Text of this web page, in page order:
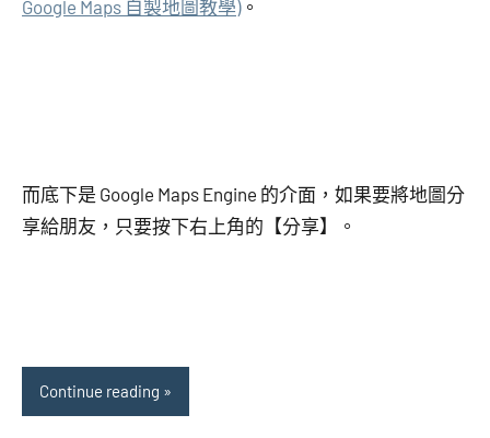
Google Maps 自製地圖教學)。
而底下是 Google Maps Engine 的介面，如果要將地圖分
享給朋友，只要按下右上角的【分享】。
Continue reading